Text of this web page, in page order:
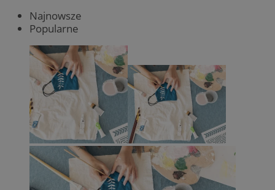
Najnowsze
Popularne